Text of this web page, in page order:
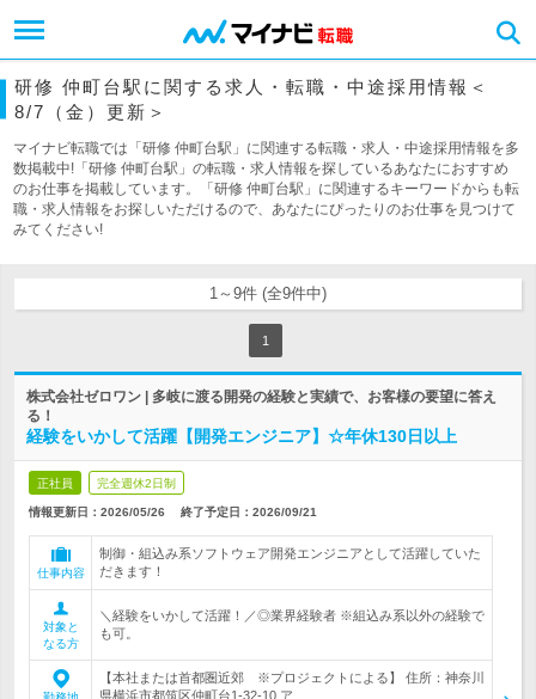
研修 仲町台駅に関する求人・転職・中途採用情報＜
8/7（金）更新＞
マイナビ転職では「研修 仲町台駅」に関連する転職・求人・中途採用情報を多
数掲載中!「研修 仲町台駅」の転職・求人情報を探しているあなたにおすすめ
のお仕事を掲載しています。「研修 仲町台駅」に関連するキーワードからも転
職・求人情報をお探しいただけるので、あなたにぴったりのお仕事を見つけて
みてください!
1～9件 (全9件中)
1
株式会社ゼロワン | 多岐に渡る開発の経験と実績で、お客様の要望に答え
る！
経験をいかして活躍【開発エンジニア】☆年休130日以上
正社員 完全週休2日制
情報更新日：2026/05/26 終了予定日： 2026/09/21
仕事内容
制御・組込み系ソフトウェア開発エンジニアとして活躍していた
だきます！
対象と
なる方
＼経験をいかして活躍！／◎業界経験者 ※組込み系以外の経験で
も可。
【本社または首都圏近郊 ※プロジェクトによる】 住所：神奈川
県横浜市都筑区仲町台1-32-10 ア…